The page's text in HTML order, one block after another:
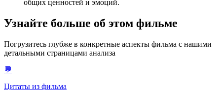
общих ценностей и эмоций.
Узнайте больше об этом фильме
Погрузитесь глубже в конкретные аспекты фильма с нашими
детальными страницами анализа
💬
Цитаты из фильма